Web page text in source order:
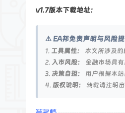
v1.7版本下载地址：
⚠️ EA邦免责声明与风险
1. 工具属性： 本文所涉及
2. 入市风险：
金融市场具
3. 决策自担：
用户根据本
4. 版权说明： 转载请注明